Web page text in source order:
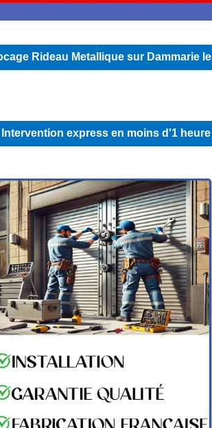
Rideau Metallique sur Dammarie
Intervention express en moins d'1 heure